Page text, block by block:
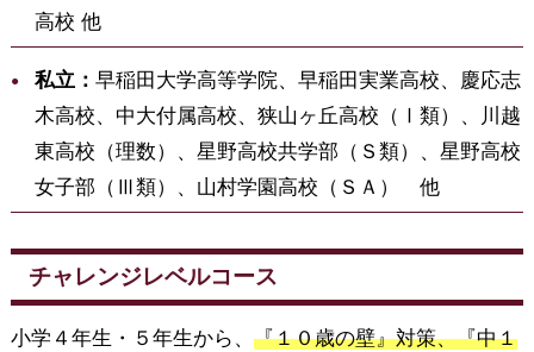
高校 他
私立：早稲田大学高等学院、早稲田実業高校、慶応志
木高校、中大付属高校、狭山ヶ丘高校（Ⅰ類）、川越
東高校（理数）、星野高校共学部（Ｓ類）、星野高校
女子部（Ⅲ類）、山村学園高校（ＳＡ） 他
チャレンジレベルコース
小学４年生・５年生から、 『１０歳の壁』対策、『中１